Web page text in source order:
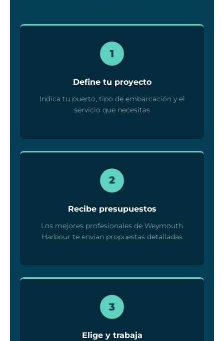
1
Define tu proyecto
Indica tu puerto, tipo de embarcación y el
servicio que necesitas
2
Recibe presupuestos
Los mejores profesionales de Weymouth
Harbour te envían propuestas detalladas
3
Elige y trabaja